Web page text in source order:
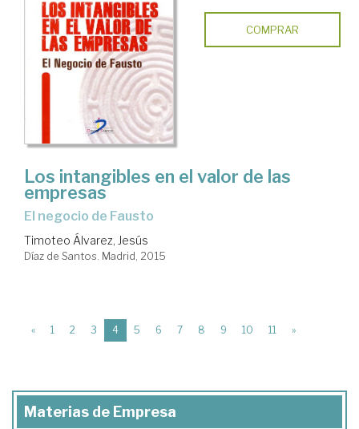
COMPRAR
Los intangibles en el valor de las
empresas
el negocio de Fausto
Timoteo Álvarez, Jesús
Díaz de Santos. Madrid, 2015
« 1 2 3 4(current)
5 6 7 8 9 10 11 »
Materias de Empresa